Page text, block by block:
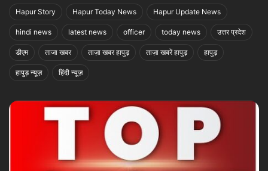
Hapur Story Hapur Today News Hapur Update News
hindi news latest news officer today news उत्तर प्रदेश
डीएम ताजा खबर ताज़ा खबर हापुड़ ताज़ा खबरें हापुड़ हापुड़
हापुड़ न्यूज़ हिंदी न्यूज़